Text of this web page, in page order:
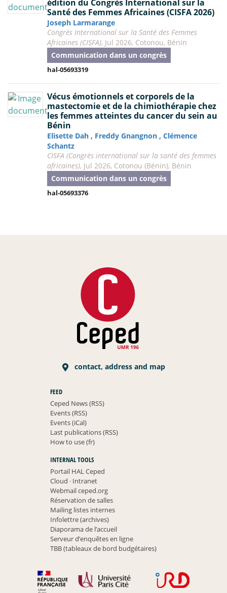
édition du Congrès International sur la
Santé des Femmes Africaines (CISFA 2026)
Joseph Larmarange
Congrès International sur la Santé des Femmes
Africaines (CISFA), Jul 2026, Cotonou, Bénin
Communication dans un congrès
hal-05693319
Vécus émotionnels et corporels de la
mastectomie et de la chimiothérapie chez
les femmes atteintes du cancer du sein au
Bénin
Elisette Dah , Freddy Gnangnon , Clémence
Schantz
CISFA (Congrès international sur la santé des femmes
africaines), Jul 2026, Cotonou (Bénin), Bénin
Communication dans un congrès
hal-05693376
contact, address and map
FEED
Ceped News (RSS)
Events (RSS)
Events (iCal)
Last publications (RSS)
How to use (fr)
INTERNAL TOOLS
Portail HAL Ceped
Cloud ·Intranet
Webmail ceped.org
Réservation de salles
Mailing listes internes
Infolettre (archives)
Diaporama de l’accueil
Serveur d’enquêtes en ligne
TBB (tableaux de bord budgétaires)